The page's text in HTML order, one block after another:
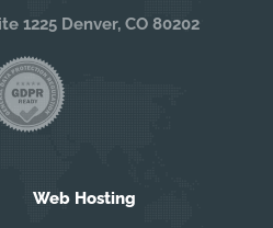
1225 Denver, CO 80202
Web Hosting